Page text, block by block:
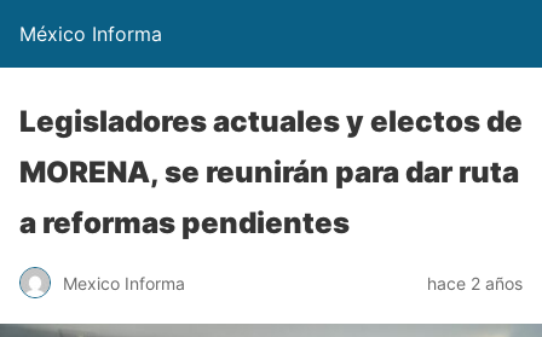
México Informa
Legisladores actuales y electos de
MORENA, se reunirán para dar ruta
a reformas pendientes
Mexico Informa hace 2 años